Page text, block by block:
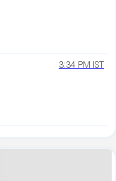
3:34 PM IST